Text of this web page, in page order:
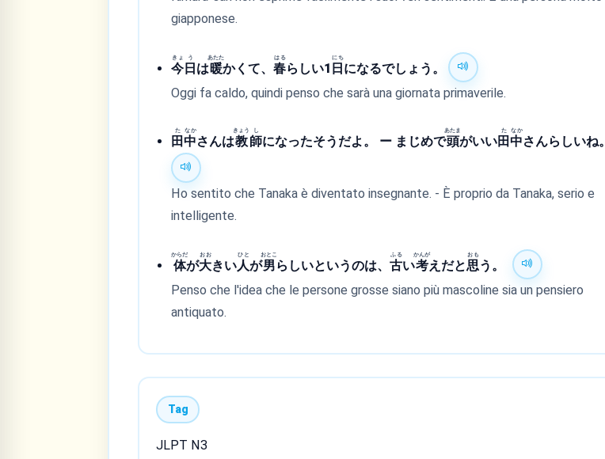
giapponese.
今
きょ
日
う
は暖
あたた
かくて、春
はる
らしい1 日
にち
になるでしょう。
Oggi fa caldo, quindi penso che sarà una giornata primaverile.
田
た
中
なか
さんは教
きょう
師
し
になったそうだよ。 ー まじめで頭
あたま
がいい田
た
中
なか
さんらしいね。
Ho sentito che Tanaka è diventato insegnante. - È proprio da Tanaka, serio e
intelligente.
体
からだ
が大
おお
きい人
ひと
が男
おとこ
らしいというのは、古
ふる
い考
かんが
えだと思
おも
う。
Penso che l'idea che le persone grosse siano più mascoline sia un pensiero
antiquato.
Tag
JLPT N3